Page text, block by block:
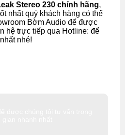
Stereo 230 chính hãng,
nhất quý khách hàng có thể
Bờm Audio để được
hệ trực tiếp qua Hotline: để
nhé!